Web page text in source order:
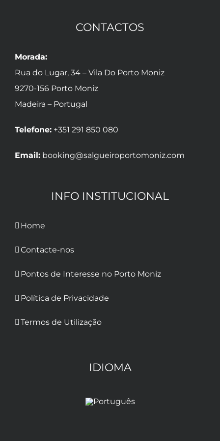
CONTACTOS
Morada:
Rua do Lugar, 34 – Vila Do Porto Moniz
9270-156 Porto Moniz
Madeira – Portugal
Telefone: +351 291 850 080
Email: booking@salgueiroportomoniz.com
INFO INSTITUCIONAL
Home
Contacte-nos
Pontos de Interesse no Porto Moniz
Política de Privacidade
Termos de Utilização
IDIOMA